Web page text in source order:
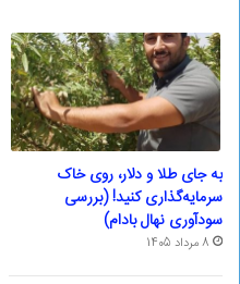
به جای طلا و دلار، روی خاک
سرمایه‌گذاری کنید! (بررسی
سودآوری نهال بادام)
8 مرداد 1405